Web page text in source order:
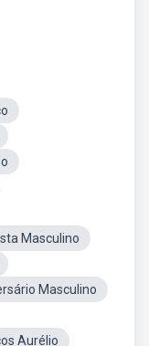
Masculino
Masculino
Aurélio